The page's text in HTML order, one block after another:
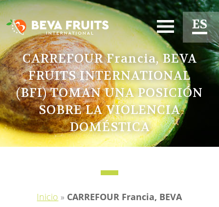
ES
EN
CARREFOUR Francia, BEVA
FRUITS INTERNATIONAL
(BFI) TOMAN UNA POSICIÓN
SOBRE LA VIOLENCIA
DOMÉSTICA
Inicio » CARREFOUR Francia, BEVA